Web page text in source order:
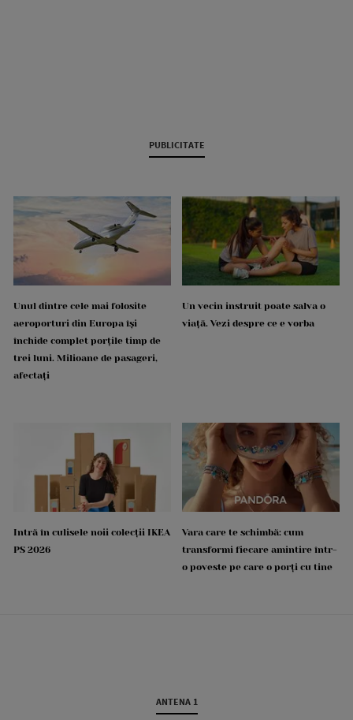
PUBLICITATE
Unul dintre cele mai folosite
aeroporturi din Europa își
închide complet porțile timp de
trei luni. Milioane de pasageri,
afectați
Un vecin instruit poate salva o
viață. Vezi despre ce e vorba
Intră în culisele noii colecții IKEA
PS 2026
Vara care te schimbă: cum
transformi fiecare amintire într-
o poveste pe care o porți cu tine
ANTENA 1